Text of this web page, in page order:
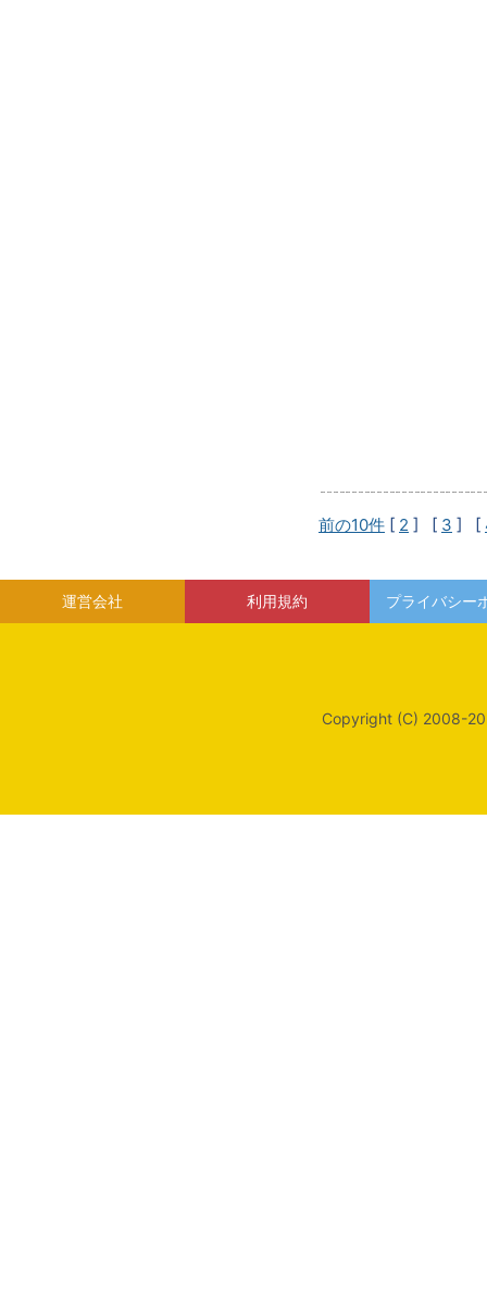
前の10件 [ 2 ] [ 3 ] [
運営会社 利用規約 プライバシー
Copyright (C) 2008-